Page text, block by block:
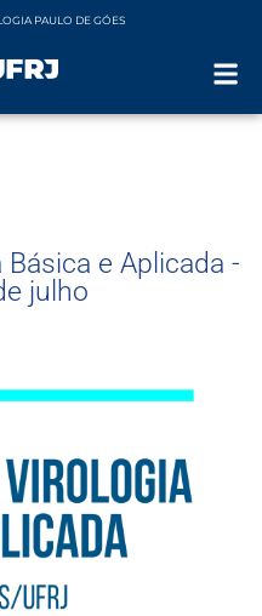
PAULO DE GÓES
e Aplicada -
julho